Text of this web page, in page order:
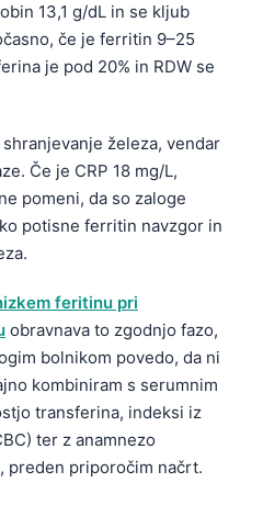
13,1 g/dL in se kljub
če je ferritin 9–25
je pod 20% in RDW se
železa, vendar
Če je CRP 18 mg/L,
pomeni, da so zaloge
potisne ferritin navzgor in
feritinu pri
obravnava to zgodnjo fazo,
bolnikom povedo, da ni
kombiniram s serumnim
transferina, indeksi iz
ter z anamnezo
preden priporočim načrt.